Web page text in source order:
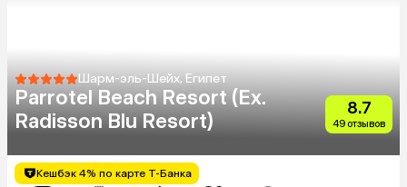
Шарм-эль-Шейх, Египет
Parrotel Beach Resort (Ex.
Radisson Blu Resort)
8.7
49 отзывов
Кешбэк 4% по карте Т-Банка